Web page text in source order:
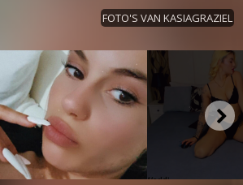
FOTO'S VAN KASIAGRAZIEL